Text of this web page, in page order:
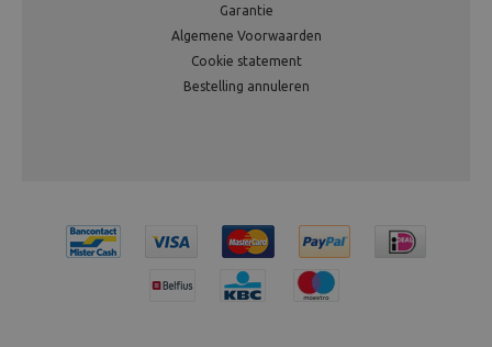
Garantie
Algemene Voorwaarden
Cookie statement
Bestelling annuleren